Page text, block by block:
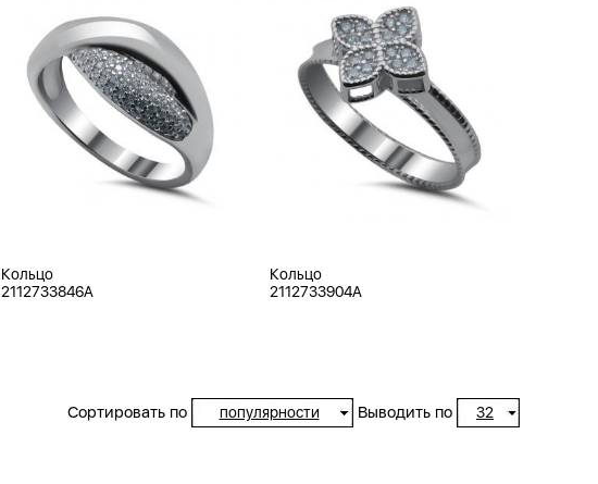
Кольцо
2112733846A
Кольцо
2112733904A
Сортировать по популярности Выводить по 32